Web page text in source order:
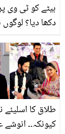
بیٹے کو ٹی وی
دکھا دیا؟
ہاتھوں لے لیا!
طلاق کا اسلیئے
کیونکہ۔۔